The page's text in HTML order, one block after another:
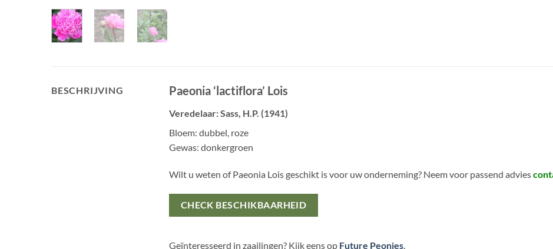
BESCHRIJVING Paeonia ‘lactiflora’ Lois
Veredelaar: Sass, H.P. (1941)
Bloem: dubbel, roze
Gewas: donkergroen
Wilt u weten of Paeonia Lois geschikt is voor uw onderneming? Neem voor passend advies
CHECK BESCHIKBAARHEID
Geïnteresseerd in zaailingen? Kijk eens op Future Peonies.